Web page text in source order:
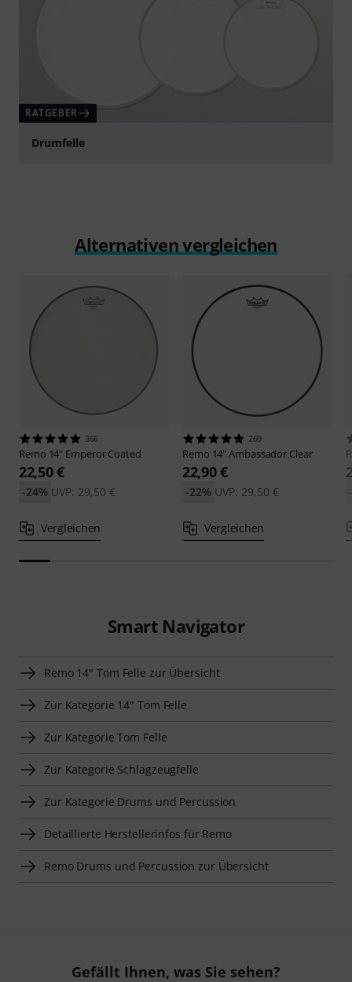
RATGEBER
Drumfelle
Alternativen vergleichen
366
Remo 14" Emperor Coated
22,50 €
UVP: 29,50 €
-24%
Vergleichen
269
Remo 14" Ambassador Clear
22,90 €
UVP: 29,50 €
-22%
Vergleichen
Smart Navigator
Remo 14" Tom Felle zur Übersicht
Zur Kategorie 14" Tom Felle
Zur Kategorie Tom Felle
Zur Kategorie Schlagzeugfelle
Zur Kategorie Drums und Percussion
Detaillierte Herstellerinfos für Remo
Remo Drums und Percussion zur Übersicht
Gefällt Ihnen, was Sie sehen?